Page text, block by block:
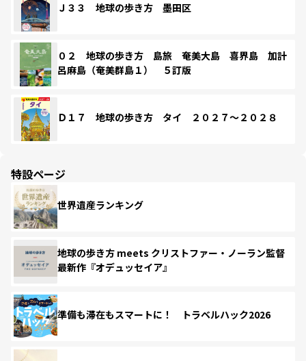
Ｊ３３ 地球の歩き方 墨田区
０２ 地球の歩き方 島旅 奄美大島 喜界島 加計
呂麻島（奄美群島１） ５訂版
Ｄ１７ 地球の歩き方 タイ ２０２７～２０２８
特設ページ
世界遺産ランキング
地球の歩き方 meets クリストファー・ノーラン監督
最新作『オデュッセイア』
準備も滞在もスマートに！ トラベルハック2026